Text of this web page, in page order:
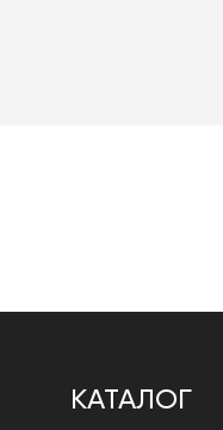
КАТАЛОГ